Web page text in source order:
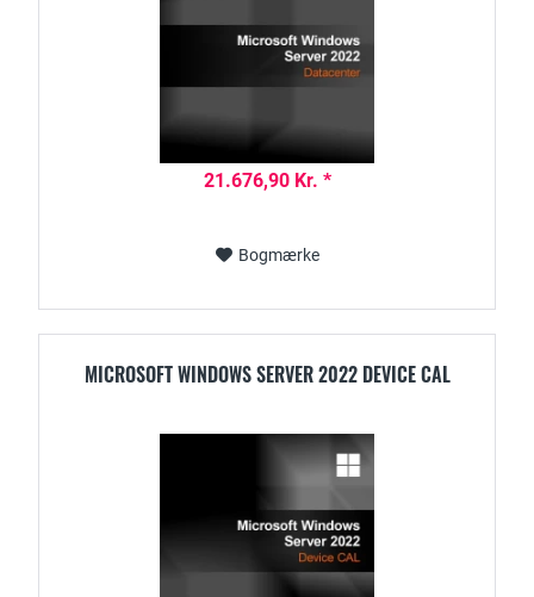
21.676,90 Kr. *
Bogmærke
MICROSOFT WINDOWS SERVER 2022 DEVICE CAL